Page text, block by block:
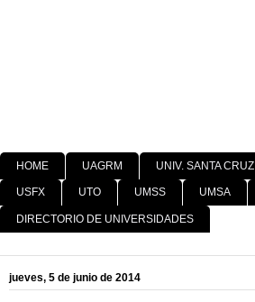
HOME UAGRM UNIV. SANTA CRUZ
USFX UTO UMSS UMSA
DIRECTORIO DE UNIVERSIDADES
jueves, 5 de junio de 2014